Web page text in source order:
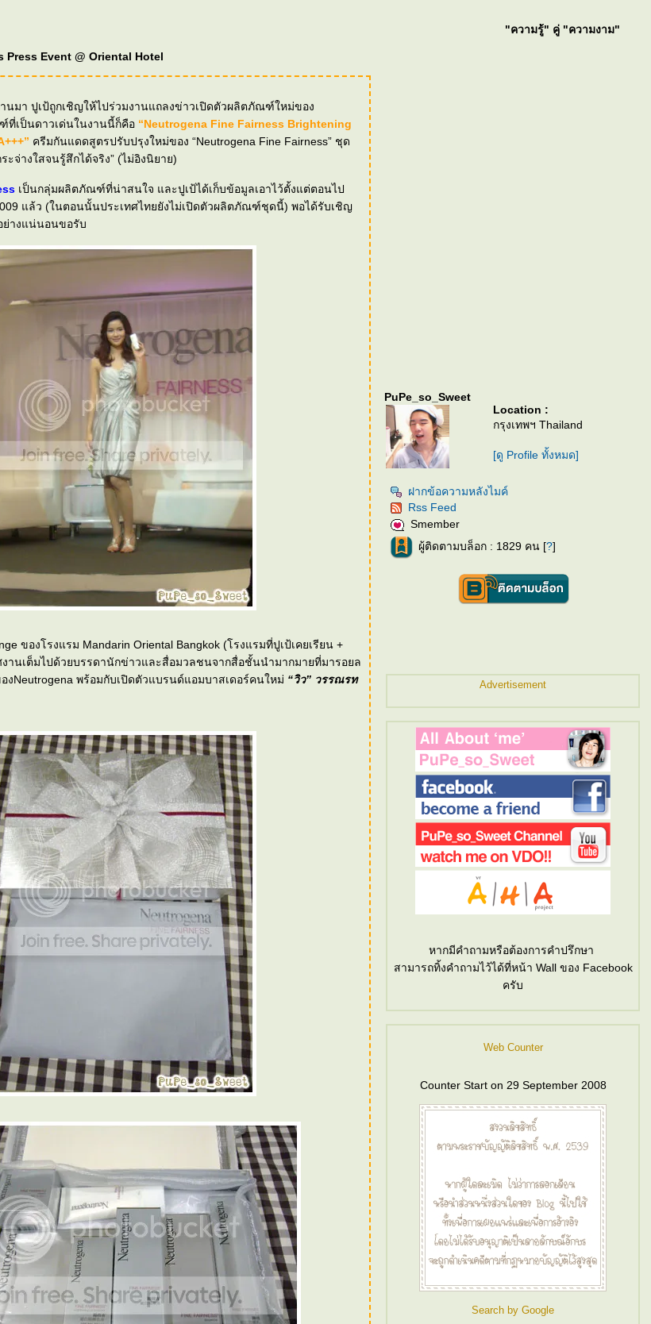
"ความรู้" คู่ "ความงาม"
Press Event @ Oriental Hotel
นมา ปูเป้ถูกเชิญให้ไปร่วมงานแถลงข่าวเปิดตัวผลิตภัณฑ์ใหม่ของ
เป็นดาวเด่นในงานนี้ก็คือ “Neutrogena Fine Fairness Brightening
ครีมกันแดดสูตรปรับปรุงใหม่ของ “Neutrogena Fine Fairness” ชุด
ะจ่างใสจนรู้สึกได้จริง” (ไม่อิงนิยาย)
เป็นกลุ่มผลิตภัณฑ์ที่น่าสนใจ และปูเป้ได้เก็บข้อมูลเอาไว้ตั้งแต่ตอนไป
แล้ว (ในตอนนั้นประเทศไทยยังไม่เปิดตัวผลิตภัณฑ์ชุดนี้) พอได้รับเชิญ
ย่างแน่นอนขอรับ
ของโรงแรม Mandarin Oriental Bangkok (โรงแรมที่ปูเป้เคยเรียน +
งานเต็มไปด้วยบรรดานักข่าวและสื่อมวลชนจากสื่อชั้นนำมากมายที่มารอยล
พร้อมกับเปิดตัวแบรนด์แอมบาสเดอร์คนใหม่ “วิว” วรรณรท
PuPe_so_Sweet
Location :
กรุงเทพฯ Thailand
[ดู Profile ทั้งหมด]
ฝากข้อความหลังไมค์
Rss Feed
Smember
ผู้ติดตามบล็อก : 1829 คน [?]
Advertisement
หากมีคำถามหรือต้องการคำปรึกษา
สามารถทิ้งคำถามไว้ได้ที่หน้า Wall ของ Facebook
ครับ
Web Counter
Counter Start on 29 September 2008
Search by Google